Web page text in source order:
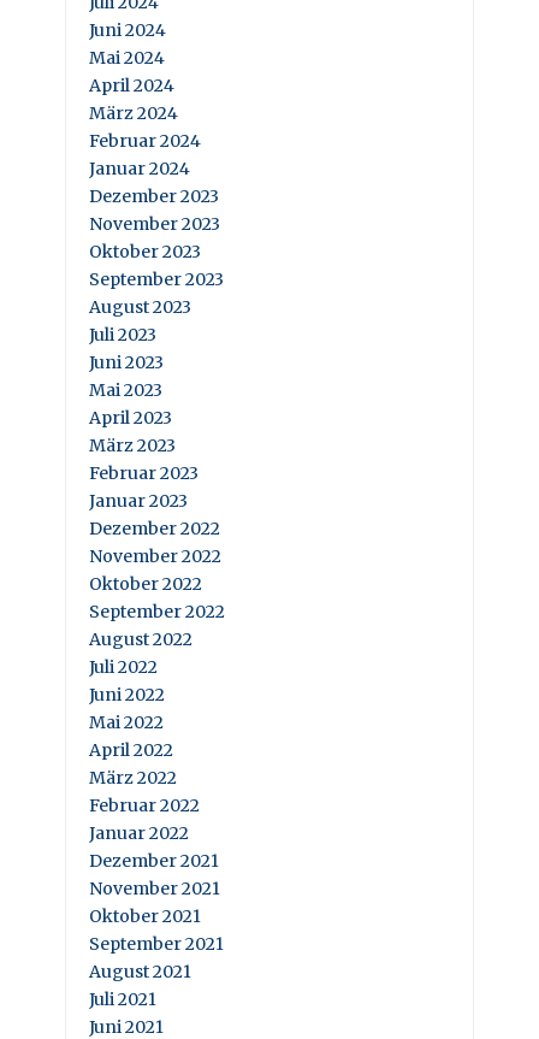
Juni 2024
Mai 2024
April 2024
März 2024
Februar 2024
Januar 2024
Dezember 2023
November 2023
Oktober 2023
September 2023
August 2023
Juli 2023
Juni 2023
Mai 2023
April 2023
März 2023
Februar 2023
Januar 2023
Dezember 2022
November 2022
Oktober 2022
September 2022
August 2022
Juli 2022
Juni 2022
Mai 2022
April 2022
März 2022
Februar 2022
Januar 2022
Dezember 2021
November 2021
Oktober 2021
September 2021
August 2021
Juli 2021
Juni 2021